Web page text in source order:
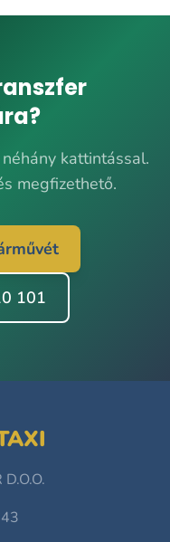
kattintással.
megfizethető.
101